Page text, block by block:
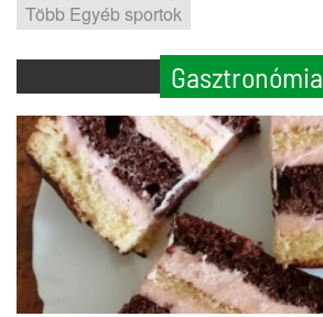
Több Egyéb sportok
Gasztronómia